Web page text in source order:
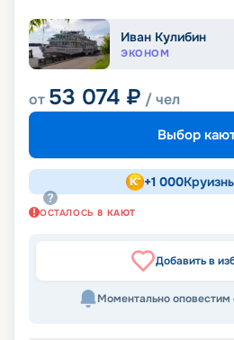
Иван Кулибин
ЭКОНОМ
от 53 074 ₽ / чел
Выбор
+1 000
ОСТАЛОСЬ 8 КАЮТ
Добавить в
Моментально